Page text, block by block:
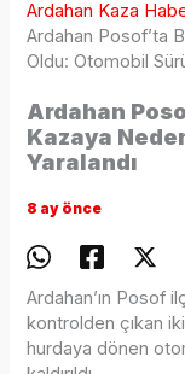
Ardahan Kaza
Ardahan Posof’ta
Oldu: Otomobil
Ardahan
Kazaya
Yaralandı
8 ay önce
Ardahan’ın Posof
kontrolden çıkan
hurdaya dönen